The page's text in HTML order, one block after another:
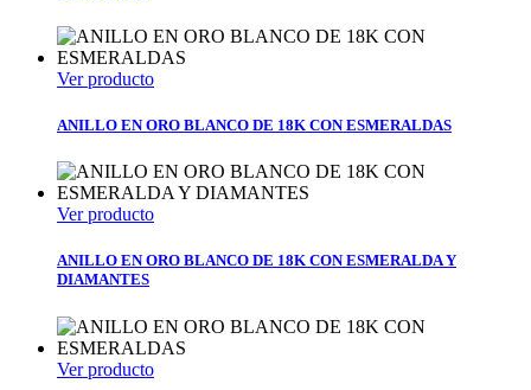
Ver producto
ANILLO EN ORO BLANCO DE 18K CON ESMERALDAS
Ver producto
ANILLO EN ORO BLANCO DE 18K CON ESMERALDA Y
DIAMANTES
Ver producto